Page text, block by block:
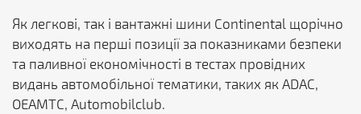
Як легкові, так і вантажні шини Continental щорічно
виходять на перші позиції за показниками безпеки
та паливної економічності в тестах провідних
видань автомобільної тематики, таких як ADAC,
OEAMTC, Automobilclub.